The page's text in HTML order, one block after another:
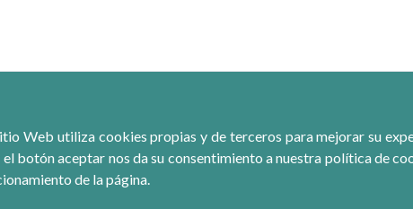
Web utiliza cookies propias y de terceros para mejorar su
el botón aceptar nos da su consentimiento a nuestra política de
de la página.